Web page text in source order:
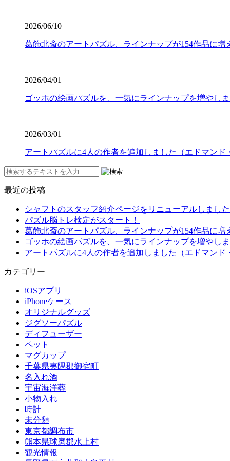
2026/06/10
葛飾北斎のアートパズル、ラインナップが154作品に増
2026/04/01
ゴッホの絵画パズルを、一気にラインナップを増やし
2026/03/01
アートパズルに4人の作者を追加しました（エドマンド
最近の投稿
シャフトのスタッフ紹介ページをリニューアルしました
パズル脳トレ検定がスタート！
葛飾北斎のアートパズル、ラインナップが154作品に増
ゴッホの絵画パズルを、一気にラインナップを増やし
アートパズルに4人の作者を追加しました（エドマンド
カテゴリー
iOSアプリ
iPhoneケース
オリジナルグッズ
ジグソーパズル
ディフューザー
ペット
マグカップ
千葉県夷隅郡御宿町
名入れ酒
宇宙海洋葬
小物入れ
時計
未分類
東京都調布市
熊本県球磨郡水上村
観光情報